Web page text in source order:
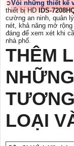
➲Vói những thiết kế
thiết bị HDIDS-
cường an ninh, quản
nét, khả năng mở
đáng để xem xét khi
nhà phố.
THÊM
LOẠI